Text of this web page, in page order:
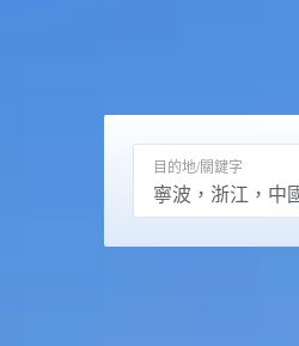
目的地/關鍵字